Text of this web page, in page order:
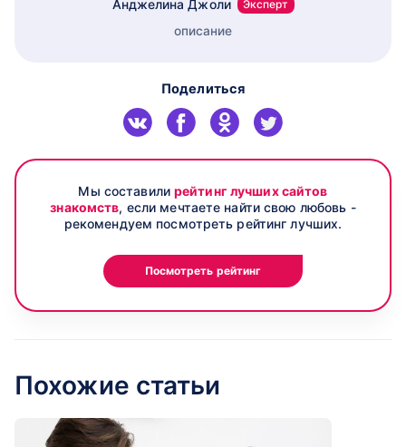
Анджелина Джоли Эксперт
описание
Поделиться
Мы составилирейтинг лучших сайтов
знакомств, если мечтаете найти свою любовь -
рекомендуем посмотреть рейтинг лучших.
Посмотреть рейтинг
Похожие статьи